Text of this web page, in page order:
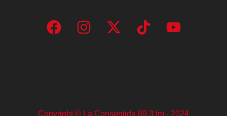
Copyright © La Consentida 89.3 fm - 2024